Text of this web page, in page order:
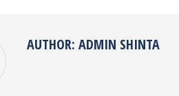
AUTHOR: ADMIN SHINTA